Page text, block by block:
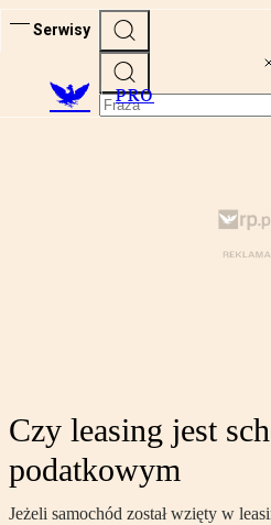
Serwisy
PRO
Czy leasing jest
podatkowym
Jeżeli samochód został wzięty w